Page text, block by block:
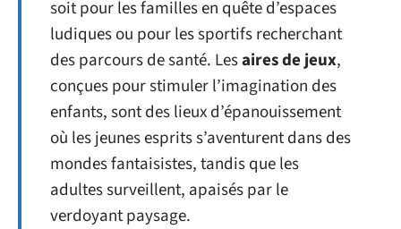
soit pour les familles en quête d’espaces
ludiques ou pour les sportifs recherchant
des parcours de santé. Lesaires de jeux,
conçues pour stimuler l’imagination des
enfants, sont des lieux d’épanouissement
où les jeunes esprits s’aventurent dans des
mondes fantaisistes, tandis que les
adultes surveillent, apaisés par le
verdoyant paysage.